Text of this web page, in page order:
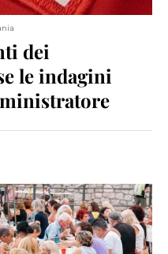
dei
le indagini